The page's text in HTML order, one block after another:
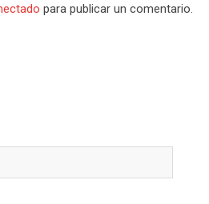
para publicar un comentario.